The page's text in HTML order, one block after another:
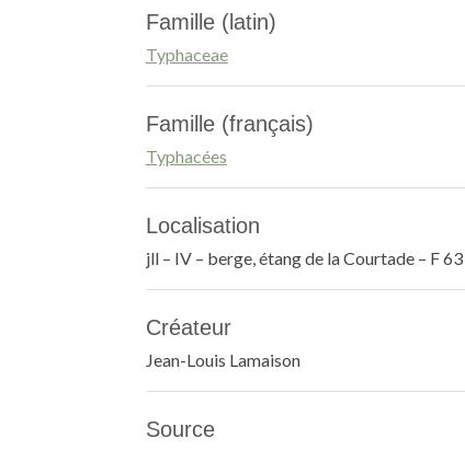
Famille (latin)
Typhaceae
Famille (français)
Typhacées
Localisation
jll – IV – berge, étang de la Courtade – F
Créateur
Jean-Louis Lamaison
Source